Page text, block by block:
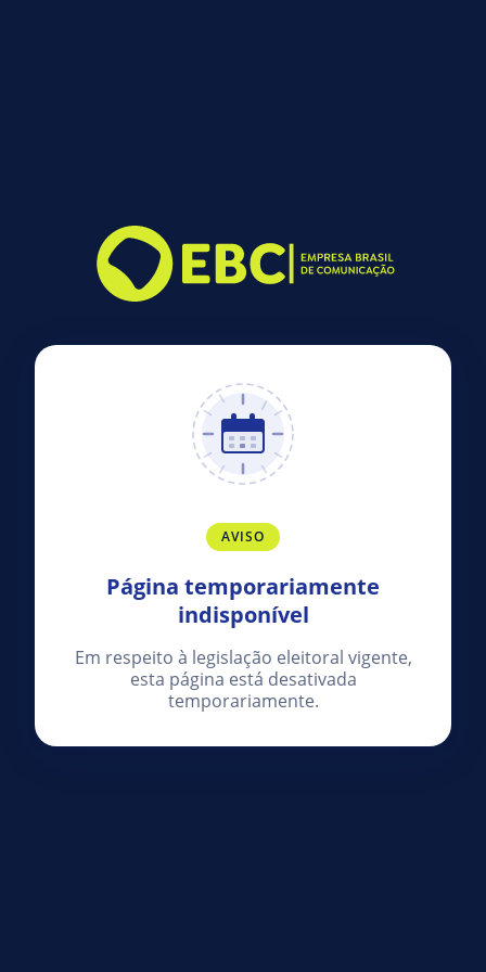
AVISO
Página temporariamente
indisponível
Em respeito à legislação eleitoral vigente,
esta página está desativada
temporariamente.